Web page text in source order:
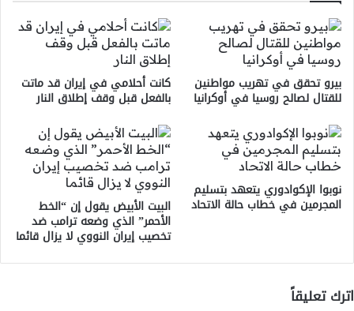
بيرو تحقق في تهريب مواطنين
للقتال لصالح روسيا في أوكرانيا
كانت أحلامي في إيران قد ماتت
بالفعل قبل وقف إطلاق النار
نوبوا الإكوادوري يتعهد بتسليم
المجرمين في خطاب حالة الاتحاد البيت الأبيض يقول إن “الخط
الأحمر” الذي وضعه ترامب ضد
تخصيب إيران النووي لا يزال قائما
اترك تعليقاً